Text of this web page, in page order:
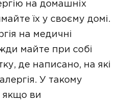
на домашніх
їх у своєму домі.
на медичні
майте при собі
де написано, на які
У такому
якщо ви